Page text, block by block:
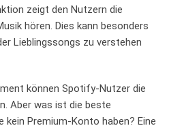
zeigt den Nutzern⁣ die
hören. Dies kann⁣ besonders
Lieblingssongs zu verstehen
können Spotify-Nutzer die⁣
Aber ⁤was ist die beste
kein Premium-Konto​ haben? Eine